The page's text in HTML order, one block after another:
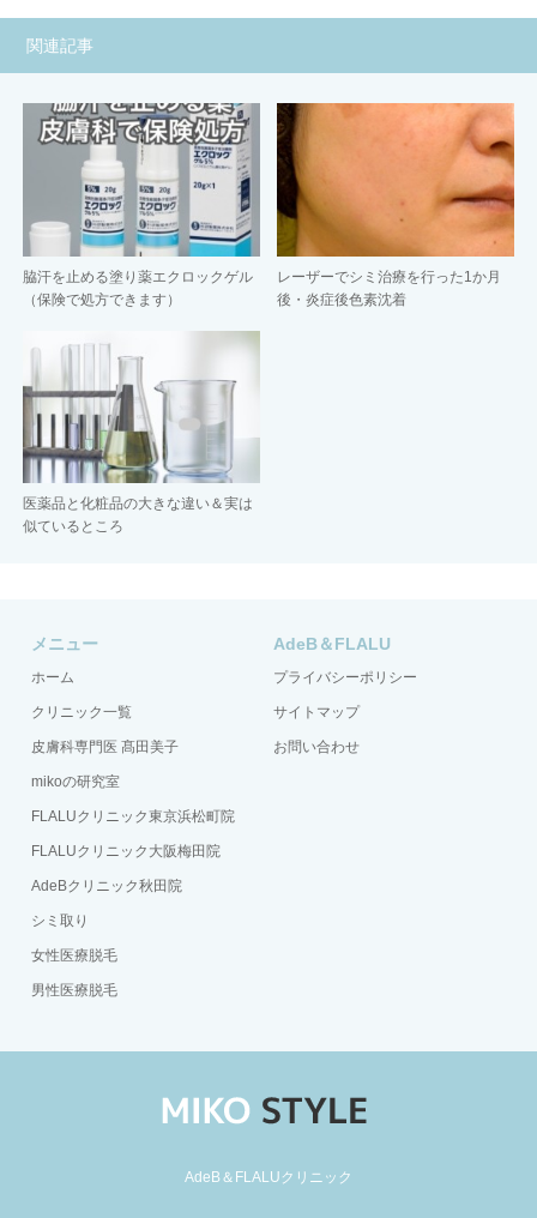
関連記事
脇汗を止める塗り薬エクロックゲル
（保険で処方できます）
レーザーでシミ治療を行った1か月
後・炎症後色素沈着
医薬品と化粧品の大きな違い＆実は
似ているところ
メニュー
ホーム
クリニック一覧
皮膚科専門医 髙田美子
mikoの研究室
FLALUクリニック東京浜松町院
FLALUクリニック大阪梅田院
AdeBクリニック秋田院
シミ取り
女性医療脱毛
男性医療脱毛
AdeB＆FLALU
プライバシーポリシー
サイトマップ
お問い合わせ
AdeB＆FLALUクリニック